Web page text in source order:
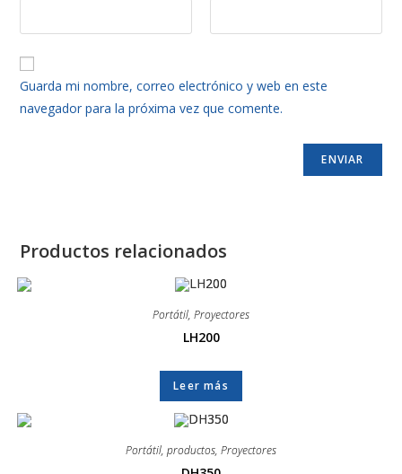
Guarda mi nombre, correo electrónico y web en este
navegador para la próxima vez que comente.
Productos relacionados
Portátil, Proyectores
LH200
Leer más
Portátil, productos, Proyectores